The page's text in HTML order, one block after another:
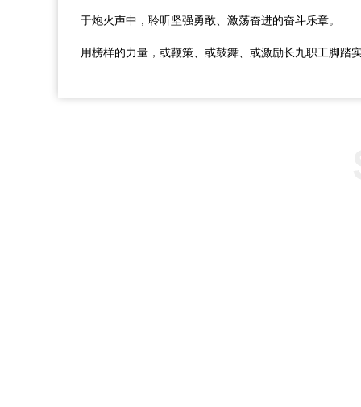
于炮火声中，聆听坚强勇敢、激荡奋进的奋斗乐章。
用榜样的力量，或鞭策、或鼓舞、或激励长九职工脚踏